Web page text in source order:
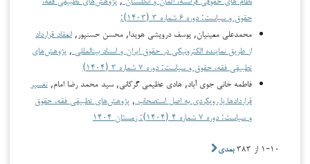
حقوق و سیاست: دوره ۶ شماره ۳ (۱۴۰۳):
محمدعلی معینیان, یوسف درویشی هویدا, محسن حسن‏پور, انعقاد قرارداد
از طریق نماینده الکترونیکی در حقوق ایران و اسناد بین­المللی , پژوهش‌های
تطبیقی فقه، حقوق و سیاست: دوره ۷ شماره ۳ (۱۴۰۴)
فاطمه خانی جوی آباد, هادی عظیمی گرکانی, سید محمد رضا امام, تفسیر
قراردادها با رویکردی به اصل استصحاب , پژوهش‌های تطبیقی فقه، حقوق
و سیاست: دوره ۷ شماره ۴ (۱۴۰۴): زمستان ۱۴۰۴
۱-۱۰ از ۳۸۳ بعدی